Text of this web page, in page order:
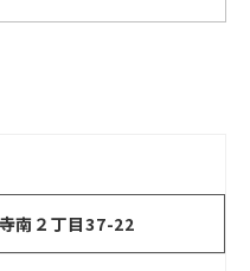
南２丁目37-22